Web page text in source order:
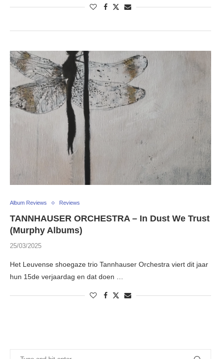
Album Reviews Reviews
TANNHAUSER ORCHESTRA – In Dust We Trust
(Murphy Albums)
25/03/2025
Het Leuvense shoegaze trio Tannhauser Orchestra viert dit jaar
hun 15de verjaardag en dat doen …